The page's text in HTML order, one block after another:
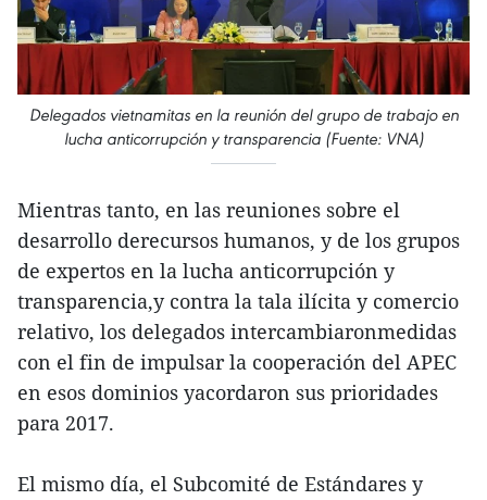
Delegados vietnamitas en la reunión del grupo de trabajo en
lucha anticorrupción y transparencia (Fuente: VNA)
Mientras tanto, en las reuniones sobre el
desarrollo derecursos humanos, y de los grupos
de expertos en la lucha anticorrupción y
transparencia,y contra la tala ilícita y comercio
relativo, los delegados intercambiaronmedidas
con el fin de impulsar la cooperación del APEC
en esos dominios yacordaron sus prioridades
para 2017.
El mismo día, el Subcomité de Estándares y